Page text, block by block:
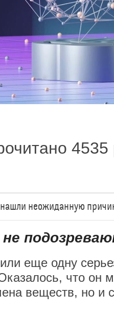
4535
неожиданную
еще одну
что он
веществ, но и